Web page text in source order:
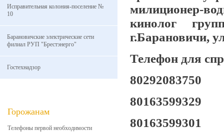
Исправительная колония-поселение №
10
Барановичские электрические сети
филиал РУП "Брестэнерго"
Гостехнадзор
Горожанам
Телефоны первой необходимости
милиционер-
кинолог
г.Барановичи,
Телефон для
80292083750
80163599329
80163599301